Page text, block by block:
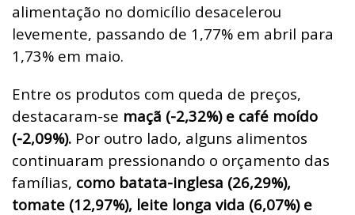
alimentação no domicílio desacelerou
levemente, passando de 1,77% em abril para
1,73% em maio.
Entre os produtos com queda de preços,
destacaram-se maçã (-2,32%) e café moído
(-2,09%). Por outro lado, alguns alimentos
continuaram pressionando o orçamento das
famílias, como batata-inglesa (26,29%),
tomate (12,97%), leite longa vida (6,07%) e